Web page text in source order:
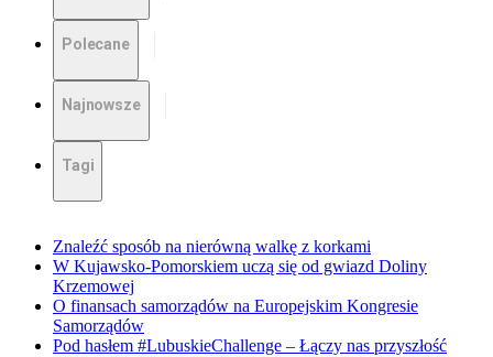
Polecane
Najnowsze
Tagi
Znaleźć sposób na nierówną walkę z korkami
W Kujawsko-Pomorskiem uczą się od gwiazd Doliny
Krzemowej
O finansach samorządów na Europejskim Kongresie
Samorządów
Pod hasłem #LubuskieChallenge – Łączy nas przyszłość